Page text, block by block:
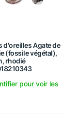
d'oreilles Agate de
(fossile végétal),
rhodié
pour voir les